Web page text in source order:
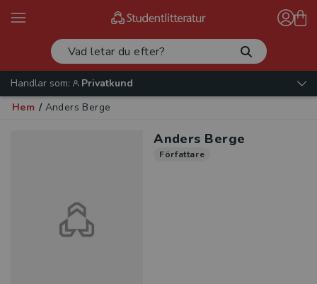
Handlar som:
Privatkund
Hem / Anders Berge
Anders Berge
Författare